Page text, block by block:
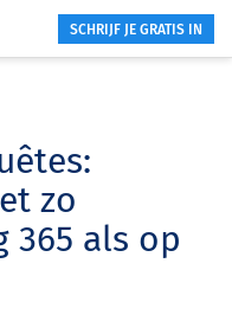
SCHRIJF JE GRATIS IN
zo
365 als op